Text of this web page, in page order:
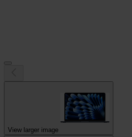
View larger image